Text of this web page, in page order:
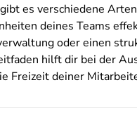
es verschiedene
deines Teams
oder einen
hilft dir bei der
Freizeit deiner